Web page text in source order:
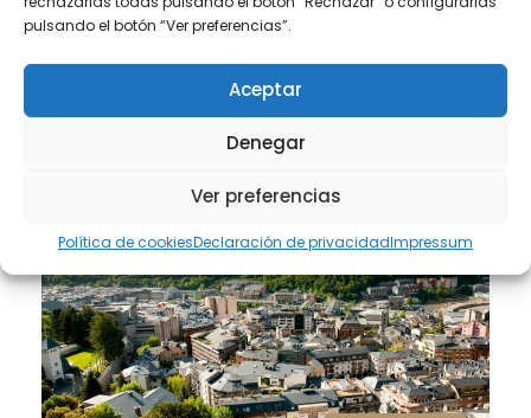
pulsando el botón “Ver preferencias”.
Aceptar
Denegar
Ver preferencias
Política de cookiesDeclaración de privacidadImpressum